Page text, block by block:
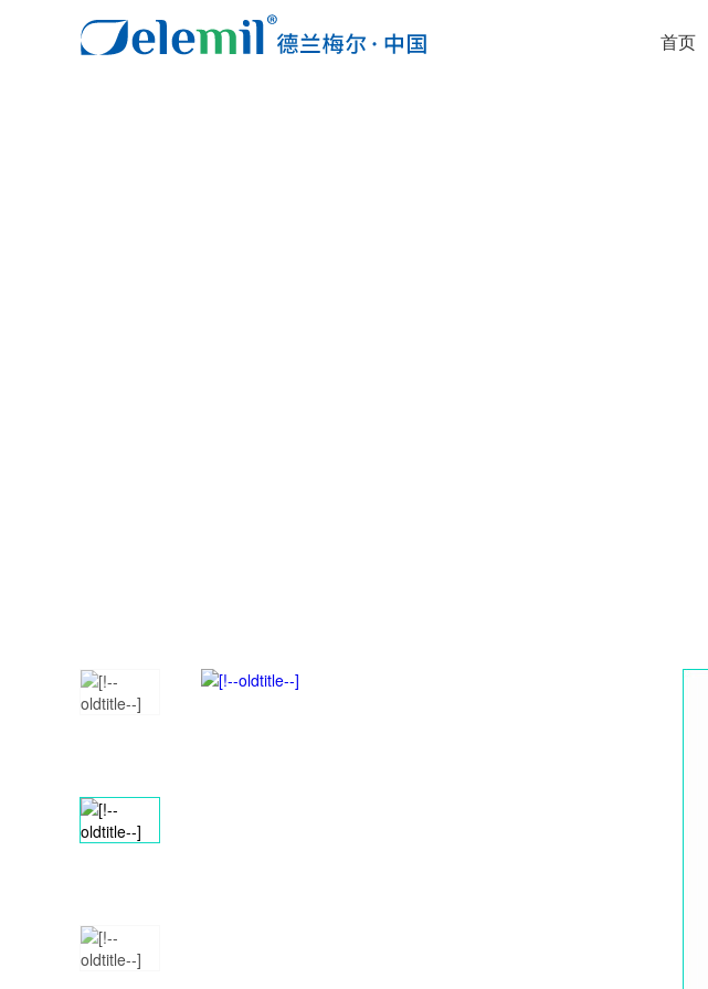
首页